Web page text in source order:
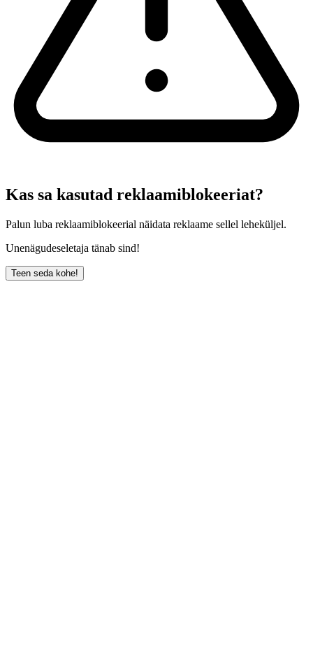
Kas sa kasutad reklaamiblokeeriat?
Palun luba reklaamiblokeerial näidata reklaame sellel leheküljel.
Unenägudeseletaja tänab sind!
Teen seda kohe!